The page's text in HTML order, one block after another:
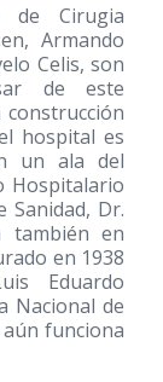
de Cirugia
Armando
Celis, son
de este
construcción
hospital es
un ala del
Hospitalario
Sanidad, Dr.
también en
en 1938
Eduardo
Nacional de
funciona